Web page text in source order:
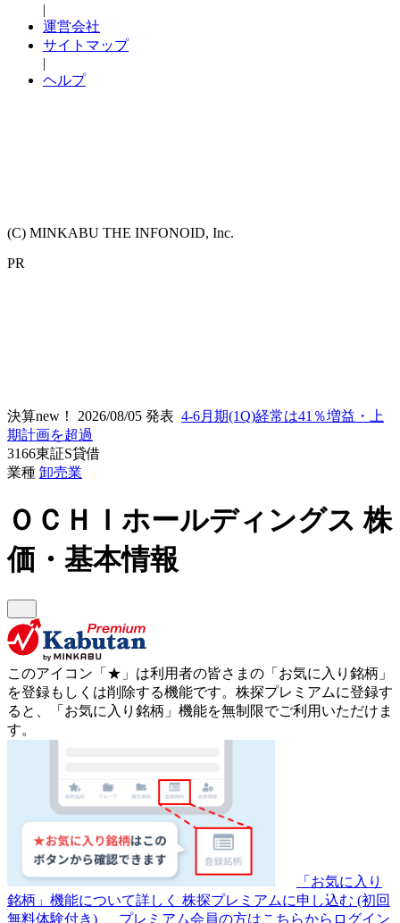
|
運営会社
サイトマップ
|
ヘルプ
(C) MINKABU THE INFONOID, Inc.
PR
決算new！ 2026/08/05 発表 4-6月期(1Q)経常は41％増益・上
期計画を超過
3166東証S貸借
業種 卸売業
ＯＣＨＩホールディングス株
価・基本情報
このアイコン 「★」 は利用者の皆さまの 「お気に入り銘柄」
を登録もしくは削除する機能です。 株探プレミアムに登録す
ると、「お気に入り銘柄」機能を無制限でご利用いただけま
す。
「お気に入り
銘柄」機能について詳しく 株探プレミアムに申し込む (初回
無料体験付き)
プレミアム会員の方はこちらからログイン